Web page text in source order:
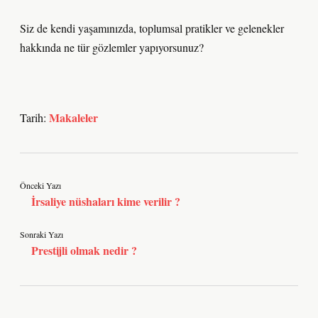
Siz de kendi yaşamınızda, toplumsal pratikler ve gelenekler
hakkında ne tür gözlemler yapıyorsunuz?
Tarih: Makaleler
Önceki Yazı
İrsaliye nüshaları kime verilir ?
Sonraki Yazı
Prestijli olmak nedir ?